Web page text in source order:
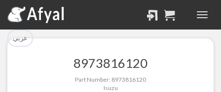
عربي
8973816120
Part Number: 8973816120
Isuzu
تم إضافة القطعة بنجاح.
Part Successfully
Selected
تم إضافة القطعة للسلة
بنجاح.
Part Added to Cart